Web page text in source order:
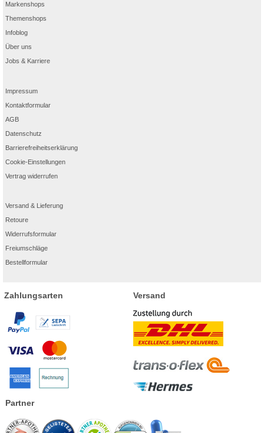
Markenshops
Themenshops
Infoblog
Über uns
Jobs & Karriere
Impressum
Kontaktformular
AGB
Datenschutz
Barrierefreiheitserklärung
Cookie-Einstellungen
Vertrag widerrufen
Versand & Lieferung
Retoure
Widerrufsformular
Freiumschläge
Bestellformular
Zahlungsarten Versand
Partner